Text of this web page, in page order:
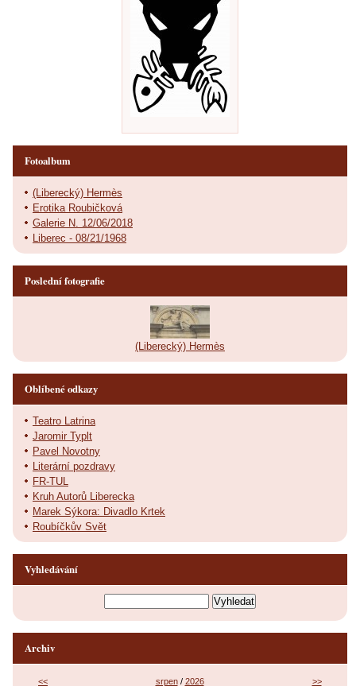
Fotoalbum
(Liberecký) Hermès
Erotika Roubičková
Galerie N. 12/06/2018
Liberec - 08/21/1968
Poslední fotografie
(Liberecký) Hermès
Oblíbené odkazy
Teatro Latrina
Jaromir Typlt
Pavel Novotny
Literární pozdravy
FR-TUL
Kruh Autorů Liberecka
Marek Sýkora: Divadlo Krtek
Roubíčkův Svět
Vyhledávání
Archiv
<< srpen/ 2026 >>